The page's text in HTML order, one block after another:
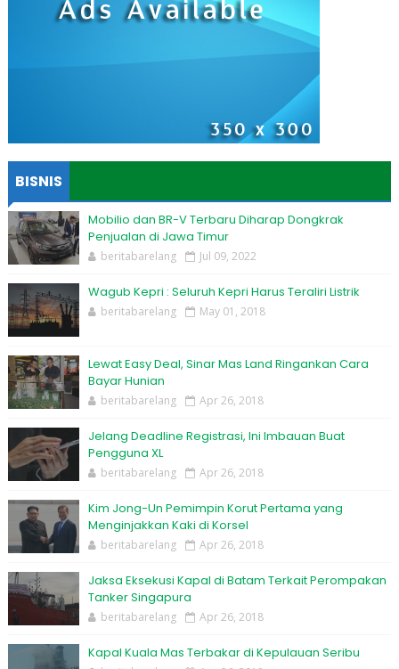
BISNIS
Mobilio dan BR-V Terbaru Diharap Dongkrak
Penjualan di Jawa Timur
beritabarelang Jul 09, 2022
Wagub Kepri : Seluruh Kepri Harus Teraliri Listrik
beritabarelang May 01, 2018
Lewat Easy Deal, Sinar Mas Land Ringankan Cara
Bayar Hunian
beritabarelang Apr 26, 2018
Jelang Deadline Registrasi, Ini Imbauan Buat
Pengguna XL
beritabarelang Apr 26, 2018
Kim Jong-Un Pemimpin Korut Pertama yang
Menginjakkan Kaki di Korsel
beritabarelang Apr 26, 2018
Jaksa Eksekusi Kapal di Batam Terkait Perompakan
Tanker Singapura
beritabarelang Apr 26, 2018
Kapal Kuala Mas Terbakar di Kepulauan Seribu